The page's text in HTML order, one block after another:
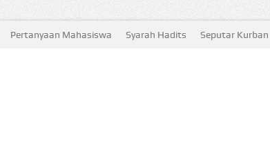
Pertanyaan Mahasiswa Syarah Hadits Seputar Kurban